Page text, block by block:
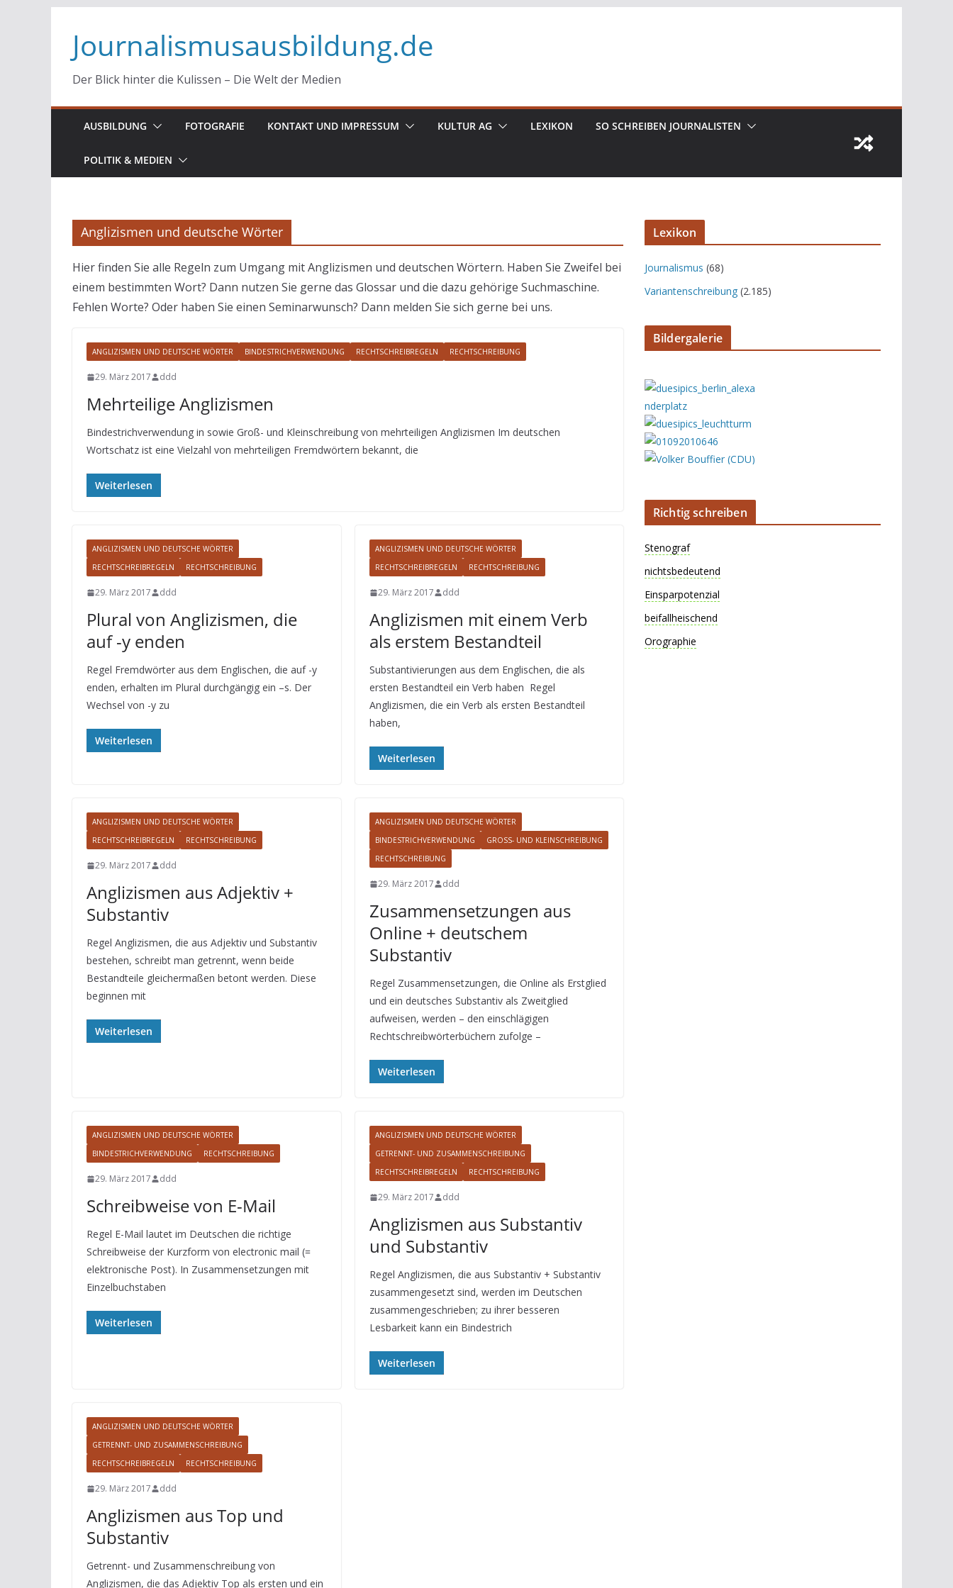
Inhalt
springen
Journalismusausbildung.de
Der Blick hinter die Kulissen – Die Welt der Medien
AUSBILDUNG FOTOGRAFIE KONTAKT UND IMPRESSUM KULTUR AG LEXIKON SO SCHREIBEN JOURNALISTEN
POLITIK & MEDIEN
Anglizismen und deutsche Wörter
Hier finden Sie alle Regeln zum Umgang mit Anglizismen und deutschen Wörtern. Haben Sie Zweifel bei
einem bestimmten Wort? Dann nutzen Sie gerne das Glossar und die dazu gehörige Suchmaschine.
Fehlen Worte? Oder haben Sie einen Seminarwunsch? Dann melden Sie sich gerne bei uns.
ANGLIZISMEN UND DEUTSCHE WÖRTER BINDESTRICHVERWENDUNG RECHTSCHREIBREGELN RECHTSCHREIBUNG
29. März 2017 ddd
Mehrteilige Anglizismen
Bindestrichverwendung in sowie Groß- und Kleinschreibung von mehrteiligen Anglizismen Im deutschen
Wortschatz ist eine Vielzahl von mehrteiligen Fremdwörtern bekannt, die
Weiterlesen
ANGLIZISMEN UND DEUTSCHE WÖRTER
RECHTSCHREIBREGELN
RECHTSCHREIBUNG
29. März 2017 ddd
Plural von Anglizismen, die
auf -y enden
Regel Fremdwörter aus dem Englischen, die auf -y
enden, erhalten im Plural durchgängig ein –s. Der
Wechsel von -y zu
Weiterlesen
ANGLIZISMEN UND DEUTSCHE WÖRTER
RECHTSCHREIBREGELN
RECHTSCHREIBUNG
29. März 2017 ddd
Anglizismen mit einem Verb
als erstem Bestandteil
Substantivierungen aus dem Englischen, die als
ersten Bestandteil ein Verb haben Regel
Anglizismen, die ein Verb als ersten Bestandteil
haben,
Weiterlesen
ANGLIZISMEN UND DEUTSCHE WÖRTER
RECHTSCHREIBREGELN
RECHTSCHREIBUNG
29. März 2017 ddd
Anglizismen aus Adjektiv +
Substantiv
Regel Anglizismen, die aus Adjektiv und Substantiv
bestehen, schreibt man getrennt, wenn beide
Bestandteile gleichermaßen betont werden. Diese
beginnen mit
Weiterlesen
ANGLIZISMEN UND DEUTSCHE WÖRTER
BINDESTRICHVERWENDUNG
GROSS- UND KLEINSCHREIBUNG
RECHTSCHREIBUNG
29. März 2017 ddd
Zusammensetzungen aus
Online + deutschem
Substantiv
Regel Zusammensetzungen, die Online als Erstglied
und ein deutsches Substantiv als Zweitglied
aufweisen, werden – den einschlägigen
Rechtschreibwörterbüchern zufolge –
Weiterlesen
ANGLIZISMEN UND DEUTSCHE WÖRTER
BINDESTRICHVERWENDUNG
RECHTSCHREIBUNG
29. März 2017 ddd
Schreibweise von E-Mail
Regel E-Mail lautet im Deutschen die richtige
Schreibweise der Kurzform von electronic mail (=
elektronische Post). In Zusammensetzungen mit
Einzelbuchstaben
Weiterlesen
ANGLIZISMEN UND DEUTSCHE WÖRTER
GETRENNT- UND ZUSAMMENSCHREIBUNG
RECHTSCHREIBREGELN
RECHTSCHREIBUNG
29. März 2017 ddd
Anglizismen aus Substantiv
und Substantiv
Regel Anglizismen, die aus Substantiv + Substantiv
zusammengesetzt sind, werden im Deutschen
zusammengeschrieben; zu ihrer besseren
Lesbarkeit kann ein Bindestrich
Weiterlesen
ANGLIZISMEN UND DEUTSCHE WÖRTER
GETRENNT- UND ZUSAMMENSCHREIBUNG
RECHTSCHREIBREGELN
RECHTSCHREIBUNG
29. März 2017 ddd
Anglizismen aus Top und
Substantiv
Getrennt- und Zusammenschreibung von
Anglizismen, die das Adjektiv Top als ersten und ein
Lexikon
Journalismus (68)
Variantenschreibung (2.185)
Bildergalerie
Richtig schreiben
Stenograf
nichtsbedeutend
Einsparpotenzial
beifallheischend
Orographie